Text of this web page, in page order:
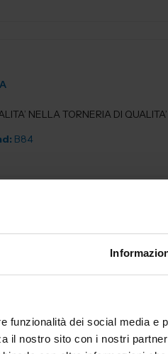
funzionalità dei social media e
il nostro sito con i nostri
NELLA TORNERIA DI QUALITA’
B84
D44